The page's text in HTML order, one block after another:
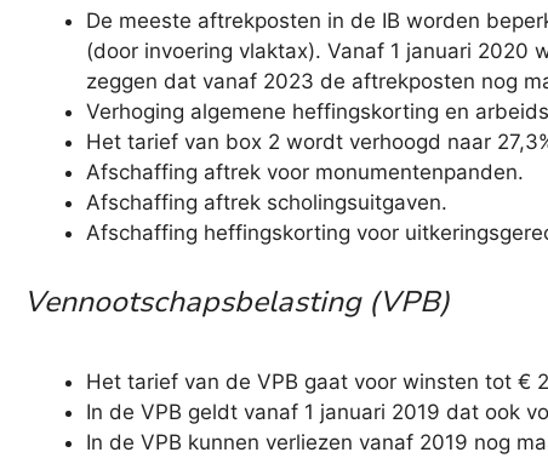
De meeste aftrekposten in de IB worden
(door invoering vlaktax). Vanaf 1 januari
zeggen dat vanaf 2023 de aftrekposten nog
Verhoging algemene heffingskorting en
Het tarief van box 2 wordt verhoogd naar
Afschaffing aftrek voor monumentenpanden.
Afschaffing aftrek scholingsuitgaven.
Afschaffing heffingskorting voor
Vennootschapsbelasting (VPB)
Het tarief van de VPB gaat voor winsten tot €
In de VPB geldt vanaf 1 januari 2019 dat ook
In de VPB kunnen verliezen vanaf 2019 nog